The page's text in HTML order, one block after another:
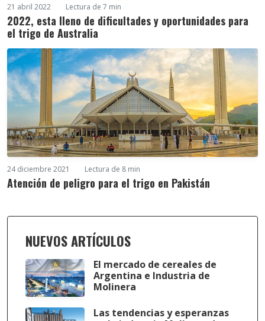
21 abril 2022 Lectura de 7 min
2022, esta lleno de dificultades y oportunidades para
el trigo de Australia
24 diciembre 2021 Lectura de 8 min
Atención de peligro para el trigo en Pakistán
NUEVOS ARTÍCULOS
El mercado de cereales de
Argentina e Industria de
Molinera
Las tendencias y esperanzas